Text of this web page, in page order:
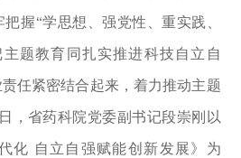
握“学思想、强党性、重实践、
题教育同扎实推进科技自立自
任紧密结合起来，着力推动主题
，省药科院党委副书记段崇刚以
化 自立自强赋能创新发展》为